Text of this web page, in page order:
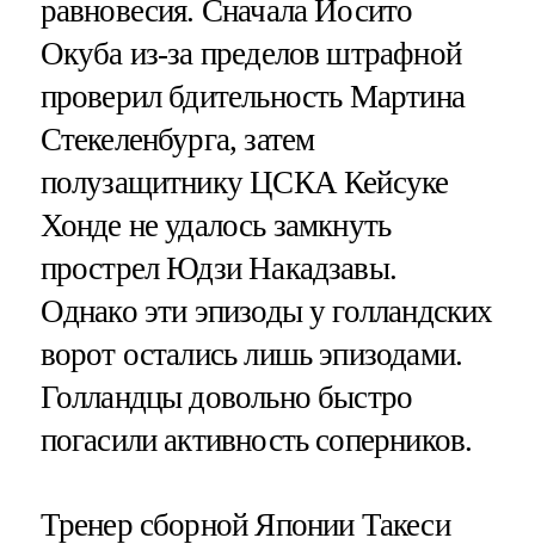
равновесия. Сначала Йосито
Окуба из-за пределов штрафной
проверил бдительность Мартина
Стекеленбурга, затем
полузащитнику ЦСКА Кейсуке
Хонде не удалось замкнуть
прострел Юдзи Накадзавы.
Однако эти эпизоды у голландских
ворот остались лишь эпизодами.
Голландцы довольно быстро
погасили активность соперников.
Тренер сборной Японии Такеси